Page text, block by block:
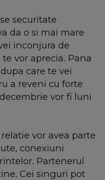
securitate
da o si mai mare
inconjura de
vor aprecia. Pana
care te vei
a reveni cu forte
vor fi luni
vor avea parte
conexiuni
Partenerul
Cei singuri pot